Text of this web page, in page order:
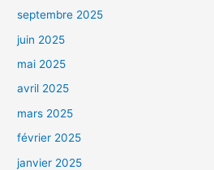
septembre 2025
juin 2025
mai 2025
avril 2025
mars 2025
février 2025
janvier 2025